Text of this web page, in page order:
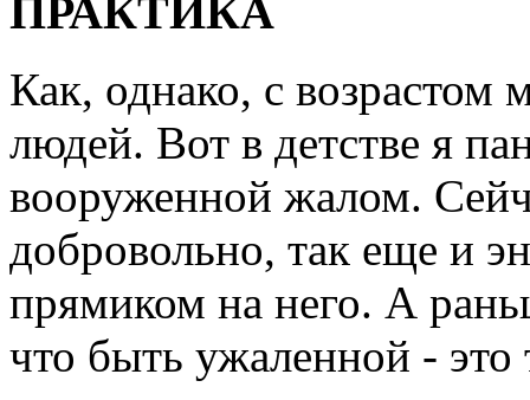
ПРАКТИКА
Как, однако, с возрастом
людей. Вот в детстве я
вооруженной жалом.
добровольно, так еще и
прямиком на него. А
что быть ужаленной - это